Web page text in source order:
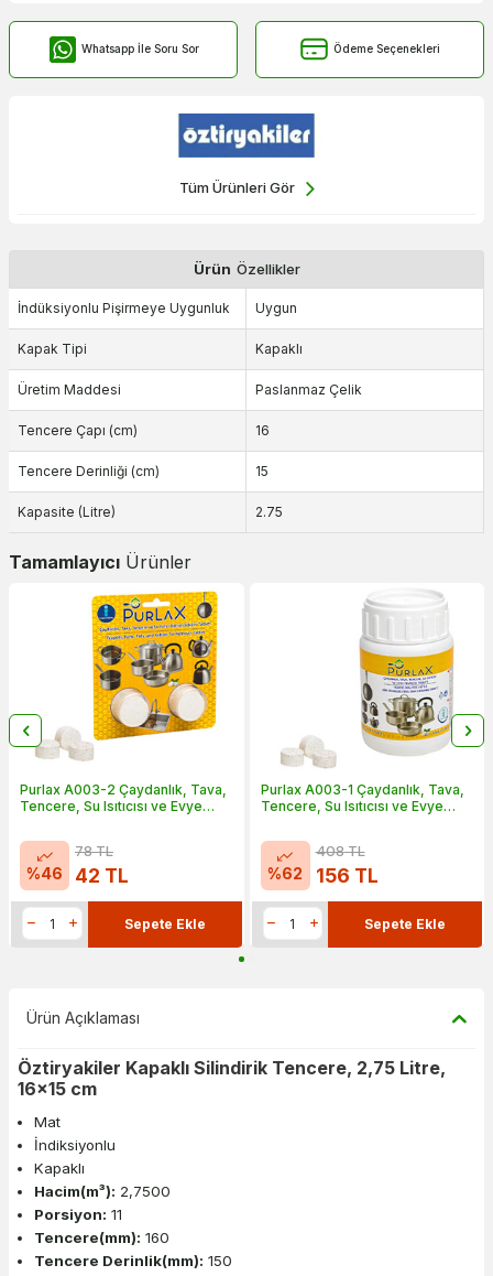
Whatsapp İle Soru Sor Ödeme Seçenekleri
Tüm Ürünleri Gör
Ürün Özellikler
İndüksiyonlu Pişirmeye Uygunluk Uygun
Kapak Tipi Kapaklı
Üretim Maddesi Paslanmaz Çelik
Tencere Çapı (cm) 16
Tencere Derinliği (cm) 15
Kapasite (Litre) 2.75
Tamamlayıcı Ürünler
Purlax A003-2 Çaydanlık, Tava,
Tencere, Su Isıtıcısı ve Evye
%46
78TL
42 TL
Sepete Ekle
Purlax A003-1 Çaydanlık, Tava,
Tencere, Su Isıtıcısı ve Evye
%62
408TL
156 TL
Sepete Ekle
Ürün Açıklaması
Öztiryakiler Kapaklı Silindirik Tencere, 2,75 Litre,
16x15 cm
Mat
İndiksiyonlu
Kapaklı
Hacim(m³): 2,7500
Porsiyon: 11
Tencere(mm): 160
Tencere Derinlik(mm): 150